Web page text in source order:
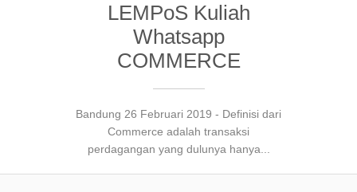
LEMPoS Kuliah
Whatsapp
COMMERCE
Bandung 26 Februari 2019 - Definisi dari
Commerce adalah transaksi
perdagangan yang dulunya hanya...